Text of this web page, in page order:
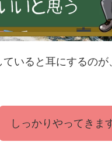
いると耳にするのが
しっかりやってきま